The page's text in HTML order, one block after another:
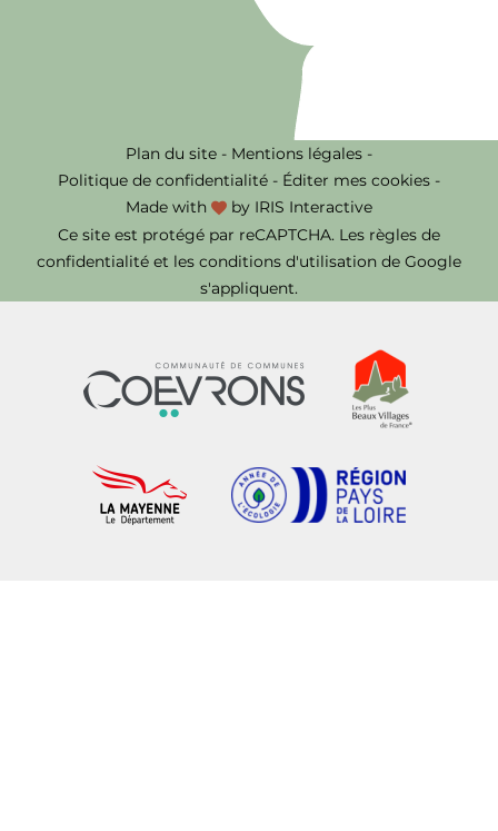
Plan du site - Mentions légales -
Politique de confidentialité - Éditer mes cookies -
Made with
by IRIS Interactive
Ce site est protégé par reCAPTCHA. Les règles de
confidentialité et les conditions d'utilisation de Google
s'appliquent.